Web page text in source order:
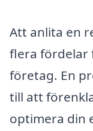
Att anlita en
flera fördelar
företag. En
till att
optimera din